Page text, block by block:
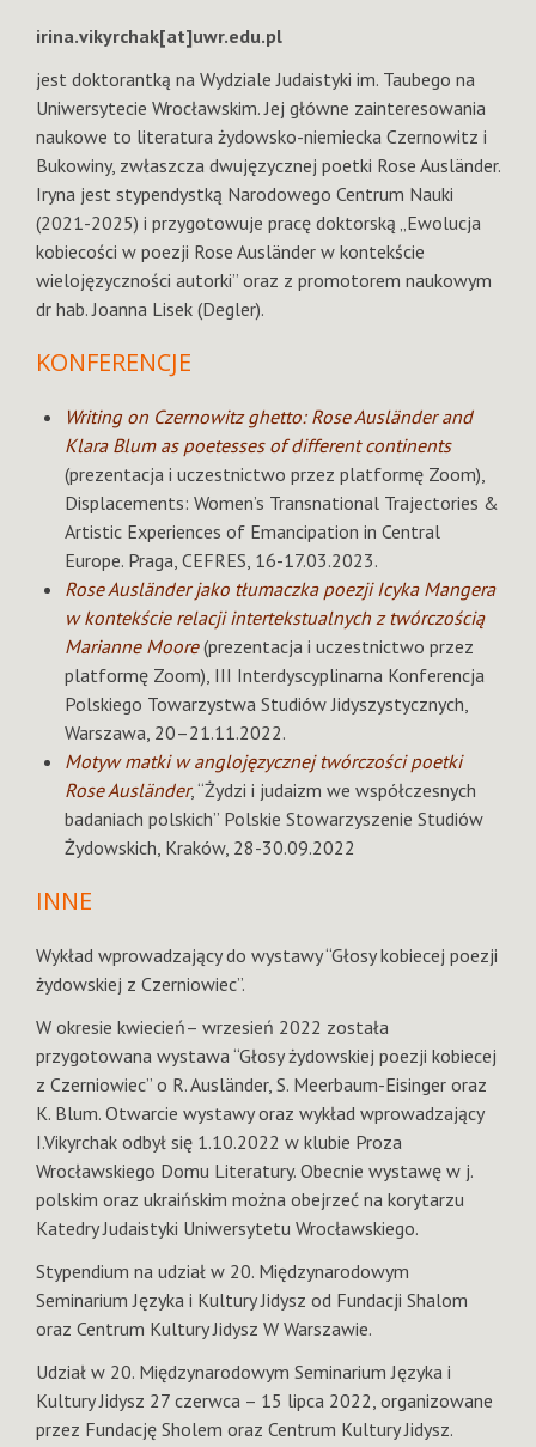
irina.vikyrchak[at]uwr.edu.pl
jest doktorantką na Wydziale Judaistyki im. Taubego na
Uniwersytecie Wrocławskim. Jej główne zainteresowania
naukowe to literatura żydowsko-niemiecka Czernowitz i
Bukowiny, zwłaszcza dwujęzycznej poetki Rose Ausländer.
Iryna jest stypendystką Narodowego Centrum Nauki
(2021-2025) i przygotowuje pracę doktorską „Ewolucja
kobiecości w poezji Rose Ausländer w kontekście
wielojęzyczności autorki” oraz z promotorem naukowym
dr hab. Joanna Lisek (Degler).
KONFERENCJE
Writing on Czernowitz ghetto: Rose Ausländer and
Klara Blum as poetesses of different continents
(prezentacja i uczestnictwo przez platformę Zoom),
Displacements: Women’s Transnational Trajectories &
Artistic Experiences of Emancipation in Central
Europe. Praga, CEFRES, 16-17.03.2023.
Rose Ausländer jako tłumaczka poezji Icyka Mangera
w kontekście relacji intertekstualnych z twórczością
Marianne Moore(prezentacja i uczestnictwo przez
platformę Zoom), III Interdyscyplinarna Konferencja
Polskiego Towarzystwa Studiów Jidyszystycznych,
Warszawa, 20–21.11.2022.
Motyw matki w anglojęzycznej twórczości poetki
Rose Ausländer, “Żydzi i judaizm we współczesnych
badaniach polskich” Polskie Stowarzyszenie Studiów
Żydowskich, Kraków, 28-30.09.2022
INNE
Wykład wprowadzający do wystawy “Głosy kobiecej poezji
żydowskiej z Czerniowiec”.
W okresie kwiecień– wrzesień 2022 została
przygotowana wystawa “Głosy żydowskiej poezji kobiecej
z Czerniowiec” o R. Ausländer, S. Meerbaum-Eisinger oraz
K. Blum. Otwarcie wystawy oraz wykład wprowadzający
I.Vikyrchak odbył się 1.10.2022 w klubie Proza
Wrocławskiego Domu Literatury. Obecnie wystawę w j.
polskim oraz ukraińskim można obejrzeć na korytarzu
Katedry Judaistyki Uniwersytetu Wrocławskiego.
Stypendium na udział w 20. Międzynarodowym
Seminarium Języka i Kultury Jidysz od Fundacji Shalom
oraz Centrum Kultury Jidysz W Warszawie.
Udział w 20. Międzynarodowym Seminarium Języka i
Kultury Jidysz 27 czerwca – 15 lipca 2022, organizowane
przez Fundację Sholem oraz Centrum Kultury Jidysz.